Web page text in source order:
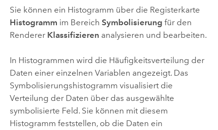
Sie können ein Histogramm über die Registerkarte
Histogramm im Bereich Symbolisierung für den
Renderer Klassifizieren analysieren und bearbeiten.
In Histogrammen wird die Häufigkeitsverteilung der
Daten einer einzelnen Variablen angezeigt. Das
Symbolisierungshistogramm visualisiert die
Verteilung der Daten über das ausgewählte
symbolisierte Feld. Sie können mit diesem
Histogramm feststellen, ob die Daten ein